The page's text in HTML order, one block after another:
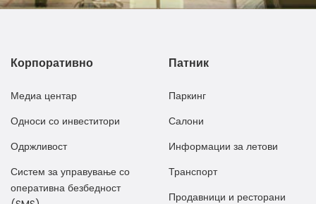
Корпоративно
Медиа центар
Односи со инвеститори
Одржливост
Систем за управување со
оперативна безбедност
Патник
Паркинг
Салони
Информации за летови
Транспорт
Продавници и ресторани